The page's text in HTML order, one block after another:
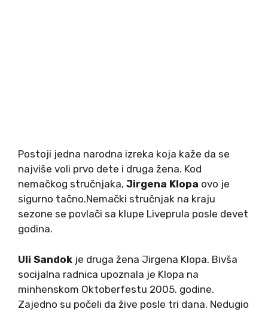
Postoji jedna narodna izreka koja kaže da se
najviše voli prvo dete i druga žena. Kod
nemačkog stručnjaka, Jirgena Klopa ovo je
sigurno tačno.Nemački stručnjak na kraju
sezone se povlači sa klupe Liveprula posle devet
godina.
Uli Sandok je druga žena Jirgena Klopa. Bivša
socijalna radnica upoznala je Klopa na
minhenskom Oktoberfestu 2005. godine.
Zajedno su počeli da žive posle tri dana. Nedugio